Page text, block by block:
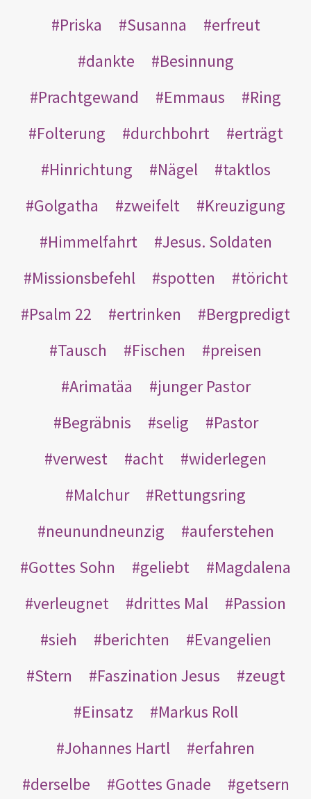
Priska
Susanna
erfreut
dankte
Besinnung
Prachtgewand
Emmaus
Ring
Folterung
durchbohrt
erträgt
Hinrichtung
Nägel
taktlos
Golgatha
zweifelt
Kreuzigung
Himmelfahrt
Jesus. Soldaten
Missionsbefehl
spotten
töricht
Psalm 22
ertrinken
Bergpredigt
Tausch
Fischen
preisen
Arimatäa
junger Pastor
Begräbnis
selig
Pastor
verwest
acht
widerlegen
Malchur
Rettungsring
neunundneunzig
auferstehen
Gottes Sohn
geliebt
Magdalena
verleugnet
drittes Mal
Passion
sieh
berichten
Evangelien
Stern
Faszination Jesus
zeugt
Einsatz
Markus Roll
Johannes Hartl
erfahren
derselbe
Gottes Gnade
getsern